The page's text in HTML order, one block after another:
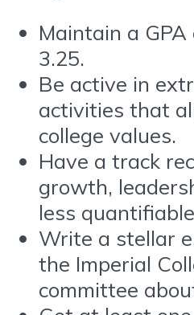
Maintain a
3.25.
Be active in
activities that
college values.
Have a track
growth,
less
Write a stellar
the Imperial
committee